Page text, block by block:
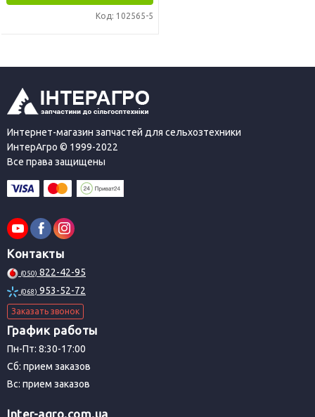
Код: 102565-5
Интернет-магазин запчастей для сельхозтехники
ИнтерАгро © 1999-2022
Все права защищены
Контакты
(050) 822-42-95
(068) 953-52-72
Заказать звонок
График работы
Пн-Пт: 8:30-17:00
Сб: прием заказов
Вс: прием заказов
Inter-agro.com.ua